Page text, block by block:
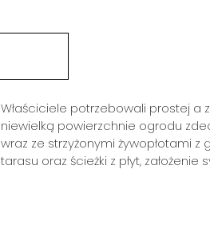
Właściciele potrzebowali prostej a
niewielką powierzchnie ogrodu
wraz ze strzyżonymi żywopłotami
tarasu oraz ścieżki z płyt,